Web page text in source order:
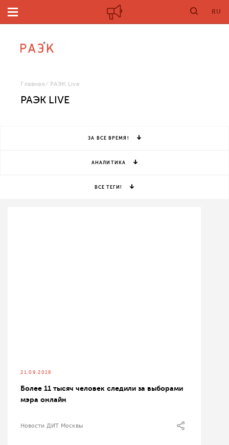
RU
Главная РАЭК Live
РАЭК LIVE
ЗА ВСЕ ВРЕМЯ!
АНАЛИТИКА
ВСЕ ТЕГИ!
21.09.2018
Более 11 тысяч человек следили за выборами
мэра онлайн
Новости ДИТ Москвы